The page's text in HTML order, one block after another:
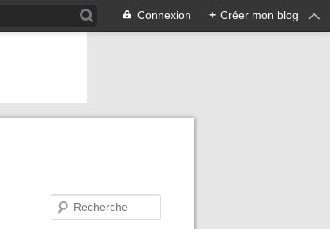
Connexion + Créer mon blog